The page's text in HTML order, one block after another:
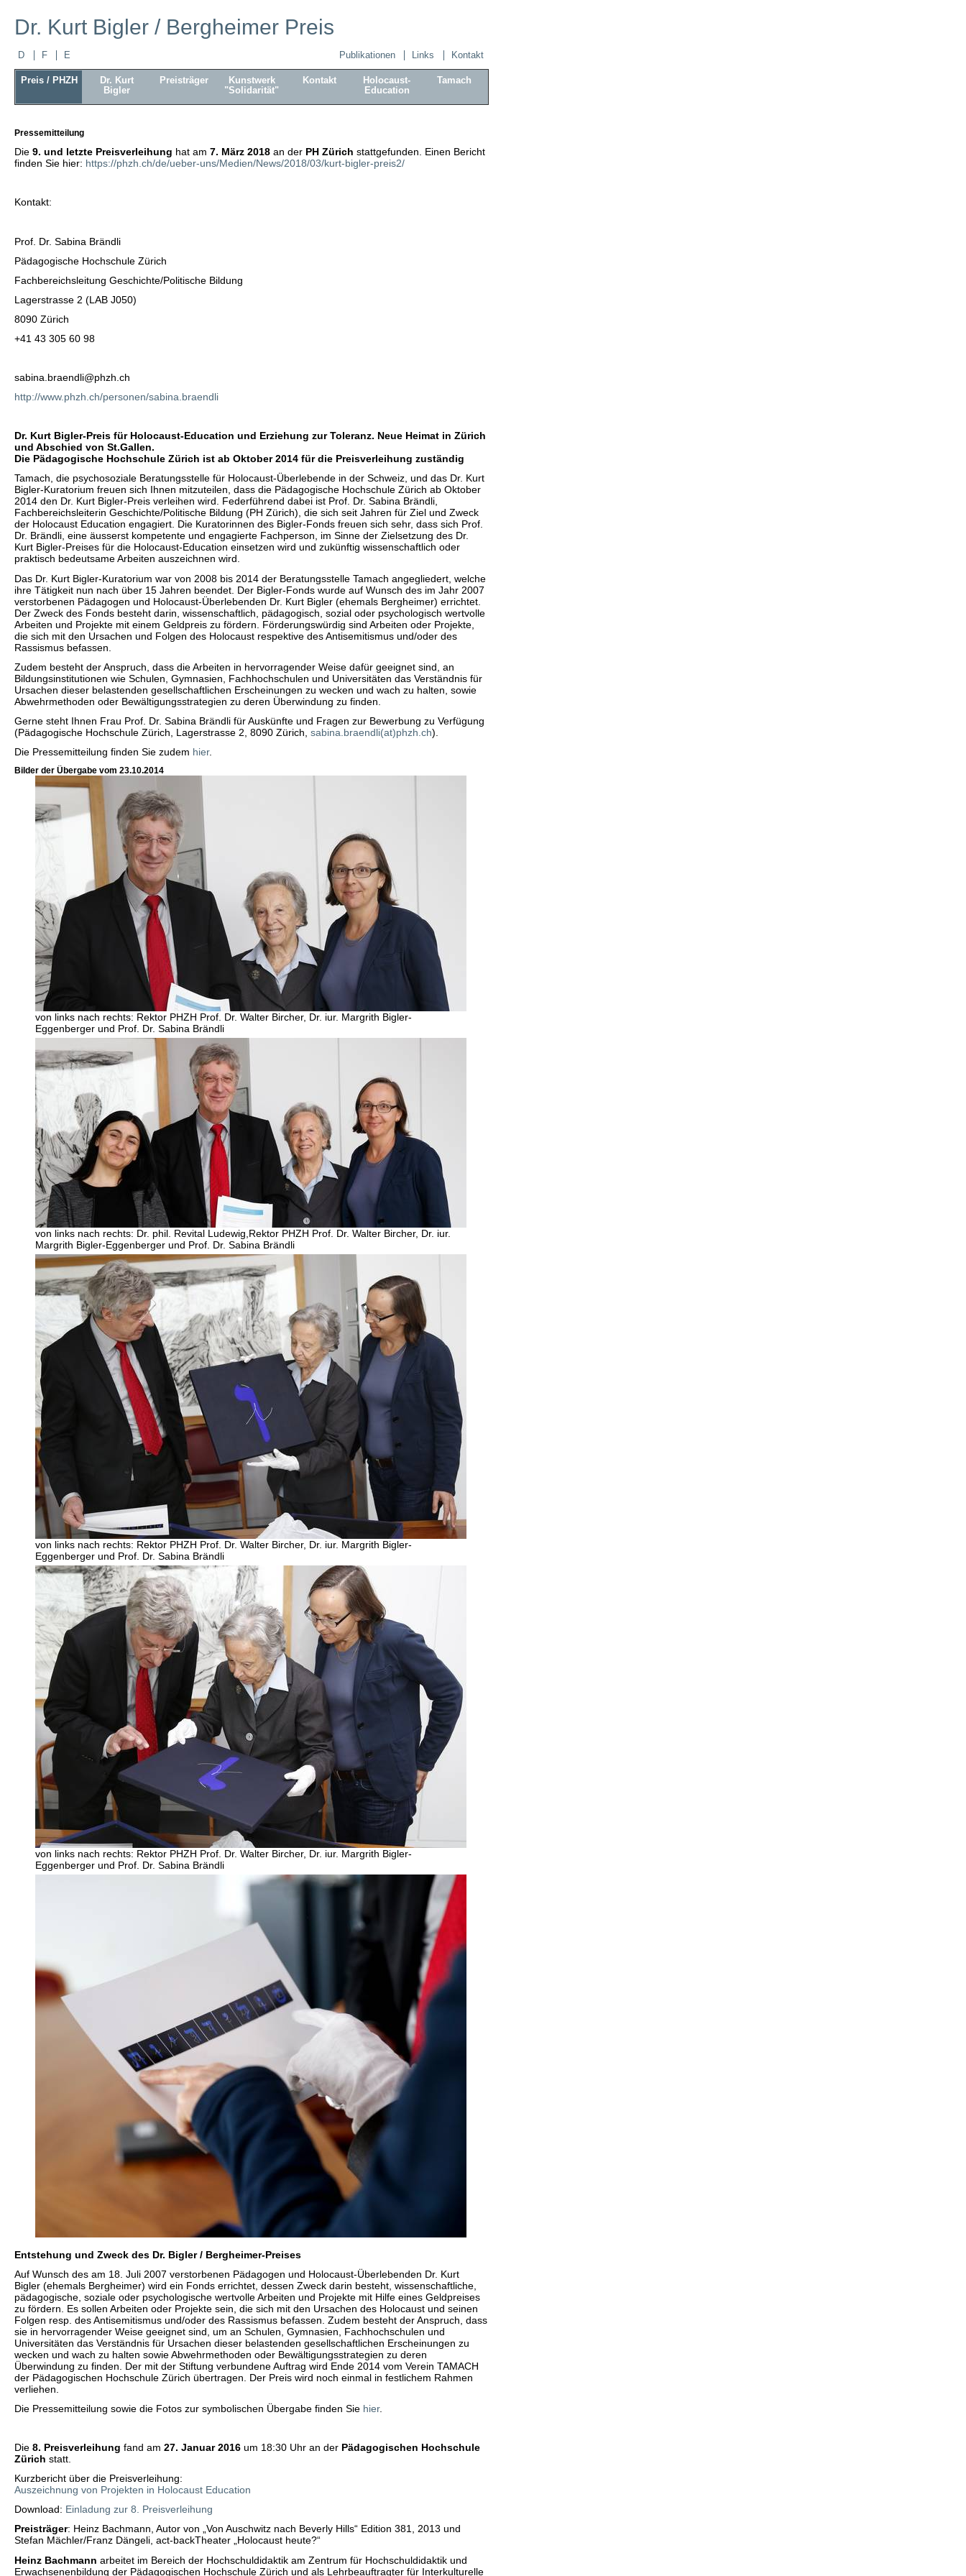
Dr. Kurt Bigler / Bergheimer Preis
D F E Publikationen Links Kontakt
Preis / PHZH
Dr. Kurt
Bigler
Preisträger
Kunstwerk
"Solidarität"
Kontakt
Holocaust-
Education
Tamach
Pressemitteilung
Die 9. und letzte Preisverleihung hat am 7. März 2018 an der PH Zürich stattgefunden. Einen Bericht
finden Sie hier: https://phzh.ch/de/ueber-uns/Medien/News/2018/03/kurt-bigler-preis2/
Kontakt:
Prof. Dr. Sabina Brändli
Pädagogische Hochschule Zürich
Fachbereichsleitung Geschichte/Politische Bildung
Lagerstrasse 2 (LAB J050)
8090 Zürich
+41 43 305 60 98
sabina.braendli@phzh.ch
http://www.phzh.ch/personen/sabina.braendli
Dr. Kurt Bigler-Preis für Holocaust-Education und Erziehung zur Toleranz. Neue Heimat in Zürich
und Abschied von St.Gallen.
Die Pädagogische Hochschule Zürich ist ab Oktober 2014 für die Preisverleihung zuständig
Tamach, die psychosoziale Beratungsstelle für Holocaust-Überlebende in der Schweiz, und das Dr. Kurt
Bigler-Kuratorium freuen sich Ihnen mitzuteilen, dass die Pädagogische Hochschule Zürich ab Oktober
2014 den Dr. Kurt Bigler-Preis verleihen wird. Federführend dabei ist Prof. Dr. Sabina Brändli,
Fachbereichsleiterin Geschichte/Politische Bildung (PH Zürich), die sich seit Jahren für Ziel und Zweck
der Holocaust Education engagiert. Die Kuratorinnen des Bigler-Fonds freuen sich sehr, dass sich Prof.
Dr. Brändli, eine äusserst kompetente und engagierte Fachperson, im Sinne der Zielsetzung des Dr.
Kurt Bigler-Preises für die Holocaust-Education einsetzen wird und zukünftig wissenschaftlich oder
praktisch bedeutsame Arbeiten auszeichnen wird.
Das Dr. Kurt Bigler-Kuratorium war von 2008 bis 2014 der Beratungsstelle Tamach angegliedert, welche
ihre Tätigkeit nun nach über 15 Jahren beendet. Der Bigler-Fonds wurde auf Wunsch des im Jahr 2007
verstorbenen Pädagogen und Holocaust-Überlebenden Dr. Kurt Bigler (ehemals Bergheimer) errichtet.
Der Zweck des Fonds besteht darin, wissenschaftlich, pädagogisch, sozial oder psychologisch wertvolle
Arbeiten und Projekte mit einem Geldpreis zu fördern. Förderungswürdig sind Arbeiten oder Projekte,
die sich mit den Ursachen und Folgen des Holocaust respektive des Antisemitismus und/oder des
Rassismus befassen.
Zudem besteht der Anspruch, dass die Arbeiten in hervorragender Weise dafür geeignet sind, an
Bildungsinstitutionen wie Schulen, Gymnasien, Fachhochschulen und Universitäten das Verständnis für
Ursachen dieser belastenden gesellschaftlichen Erscheinungen zu wecken und wach zu halten, sowie
Abwehrmethoden oder Bewältigungsstrategien zu deren Überwindung zu finden.
Gerne steht Ihnen Frau Prof. Dr. Sabina Brändli für Auskünfte und Fragen zur Bewerbung zu Verfügung
(Pädagogische Hochschule Zürich, Lagerstrasse 2, 8090 Zürich, sabina.braendli(at)phzh.ch).
Die Pressemitteilung finden Sie zudem hier.
Bilder der Übergabe vom 23.10.2014
von links nach rechts: Rektor PHZH Prof. Dr. Walter Bircher, Dr. iur. Margrith Bigler-
Eggenberger und Prof. Dr. Sabina Brändli
von links nach rechts: Dr. phil. Revital Ludewig,Rektor PHZH Prof. Dr. Walter Bircher, Dr. iur.
Margrith Bigler-Eggenberger und Prof. Dr. Sabina Brändli
von links nach rechts: Rektor PHZH Prof. Dr. Walter Bircher, Dr. iur. Margrith Bigler-
Eggenberger und Prof. Dr. Sabina Brändli
von links nach rechts: Rektor PHZH Prof. Dr. Walter Bircher, Dr. iur. Margrith Bigler-
Eggenberger und Prof. Dr. Sabina Brändli
Entstehung und Zweck des Dr. Bigler / Bergheimer-Preises
Auf Wunsch des am 18. Juli 2007 verstorbenen Pädagogen und Holocaust-Überlebenden Dr. Kurt
Bigler (ehemals Bergheimer) wird ein Fonds errichtet, dessen Zweck darin besteht, wissenschaftliche,
pädagogische, soziale oder psychologische wertvolle Arbeiten und Projekte mit Hilfe eines Geldpreises
zu fördern. Es sollen Arbeiten oder Projekte sein, die sich mit den Ursachen des Holocaust und seinen
Folgen resp. des Antisemitismus und/oder des Rassismus befassen. Zudem besteht der Anspruch, dass
sie in hervorragender Weise geeignet sind, um an Schulen, Gymnasien, Fachhochschulen und
Universitäten das Verständnis für Ursachen dieser belastenden gesellschaftlichen Erscheinungen zu
wecken und wach zu halten sowie Abwehrmethoden oder Bewältigungsstrategien zu deren
Überwindung zu finden. Der mit der Stiftung verbundene Auftrag wird Ende 2014 vom Verein TAMACH
der Pädagogischen Hochschule Zürich übertragen. Der Preis wird noch einmal in festlichem Rahmen
verliehen.
Die Pressemitteilung sowie die Fotos zur symbolischen Übergabe finden Sie hier.
Die 8. Preisverleihung fand am 27. Januar 2016 um 18:30 Uhr an der Pädagogischen Hochschule
Zürich statt.
Kurzbericht über die Preisverleihung:
Auszeichnung von Projekten in Holocaust Education
Download: Einladung zur 8. Preisverleihung
Preisträger: Heinz Bachmann, Autor von „Von Auschwitz nach Beverly Hills“ Edition 381, 2013 und
Stefan Mächler/Franz Dängeli, act-backTheater „Holocaust heute?“
Heinz Bachmann arbeitet im Bereich der Hochschuldidaktik am Zentrum für Hochschuldidaktik und
Erwachsenenbildung der Pädagogischen Hochschule Zürich und als Lehrbeauftragter für Interkulturelle